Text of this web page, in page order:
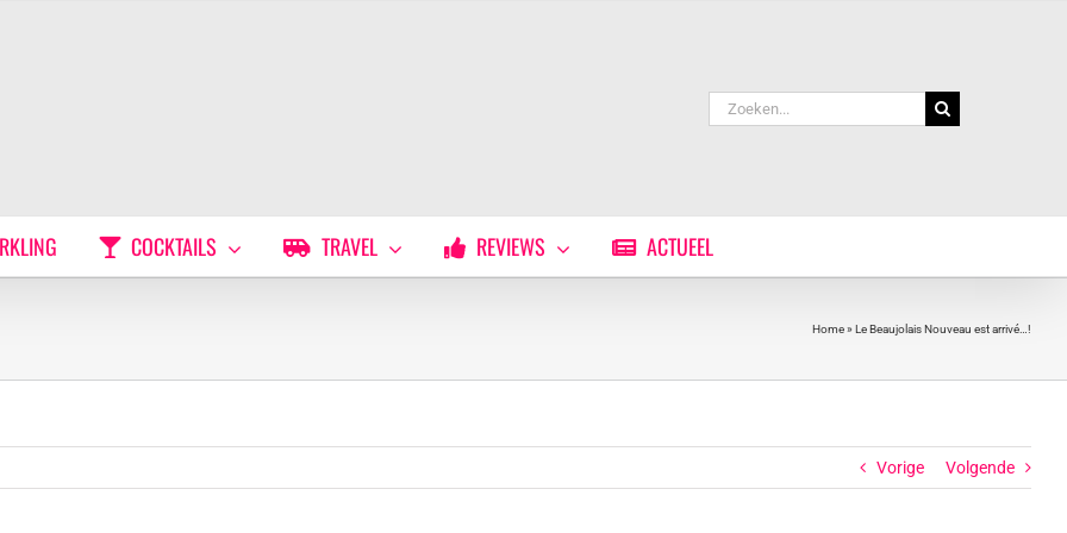
Zoeken
naar:
COCKTAILS TRAVEL REVIEWS ACTUEEL
Home» Le Beaujolais Nouveau est arrivé…!
Vorige Volgende